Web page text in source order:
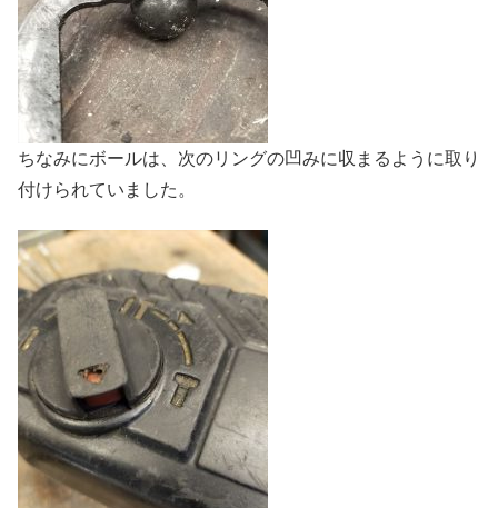
ちなみにボールは、次のリングの凹みに収まるように取り
付けられていました。